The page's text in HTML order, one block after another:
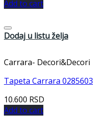
Add to cart
Dodaj u listu želja
Carrara- Decori&Decori
Tapeta Carrara 0285603
10.600 RSD
Add to cart